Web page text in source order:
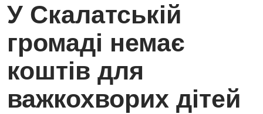
У Скалатській
громаді немає
коштів для
важкохворих дітей